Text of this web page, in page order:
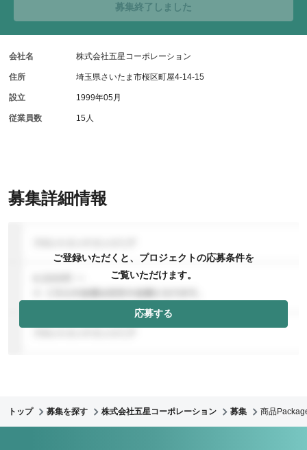
募集詳細情報
ご登録いただくと、プロジェクトの応募条件を
ご覧いただけます。
応募する
募集終了しました
会社名 株式会社五星コーポレーション
住所 埼玉県さいたま市桜区町屋4-14-15
設立 1999年05月
従業員数 15人
トップ 募集を探す 株式会社五星コーポレーション 募集 商品